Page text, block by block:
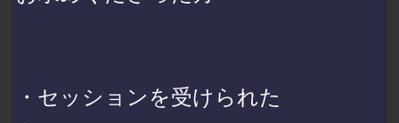
・セッションを受けられた